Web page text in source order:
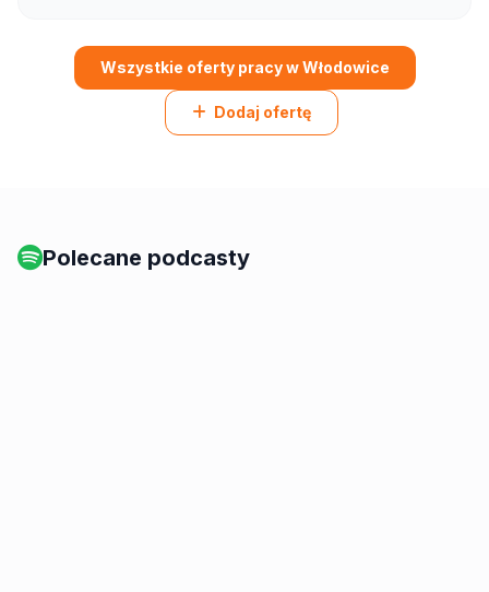
Wszystkie oferty pracy w Włodowice
Dodaj ofertę
Polecane podcasty